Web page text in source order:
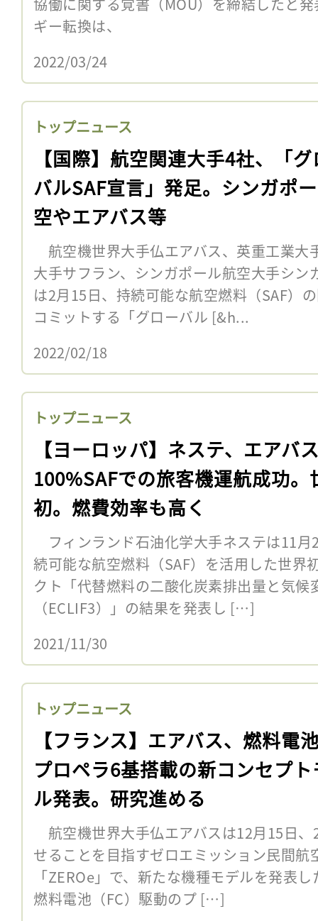
ギー転換は、
2022/03/24
トップニュース
【国際】航空関連大手4社、「
バルSAF宣言」発足。シンガポ
空やエアバス等
航空機世界大手仏エアバス、英重工業大
大手サフラン、シンガポール航空大手シン
は2月15日、持続可能な航空燃料（SAF）
コミットする「グローバル [&h...
2022/02/18
トップニュース
【ヨーロッパ】ネステ、エアバ
100%SAFでの旅客機運航成功。
初。燃費効率も高く
フィンランド石油化学大手ネステは11
続可能な航空燃料（SAF）を活用した世界
クト「代替燃料の二酸化炭素排出量と気候
（ECLIF3）」の結果を発表し […]
2021/11/30
トップニュース
【フランス】エアバス、燃料電
プロペラ6基搭載の新コンセプ
ル発表。研究進める
航空機世界大手仏エアバスは12月15日
せることを目指すゼロエミッション民間航
「ZEROe」で、新たな機種モデルを発表
燃料電池（FC）駆動のプ […]